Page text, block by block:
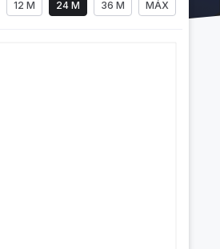
12 M 24 M 36 M MÁX